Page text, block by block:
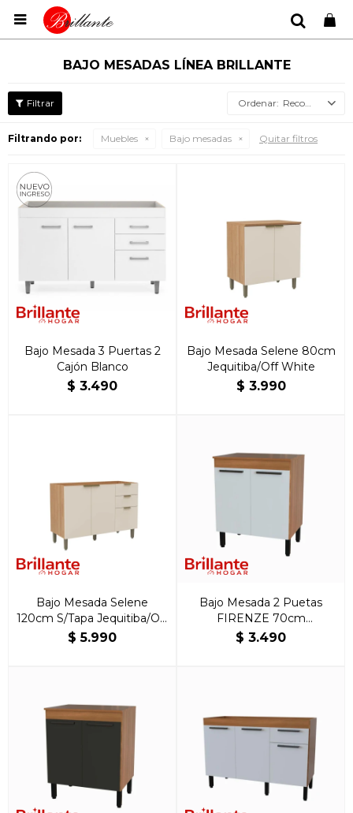

BAJO MESADAS LÍNEA BRILLANTE
Recomendados
Filtrando por: Muebles Bajo mesadas Quitar filtros
Bajo Mesada 3 Puertas 2
Cajón Blanco
$ 3.490
Bajo Mesada Selene 80cm
Jequitiba/Off White
$ 3.990
Bajo Mesada Selene
120cm S/Tapa Jequitiba/Off
White
$ 5.990
Bajo Mesada 2 Puetas
FIRENZE 70cm
Freijo/Blanco
$ 3.490